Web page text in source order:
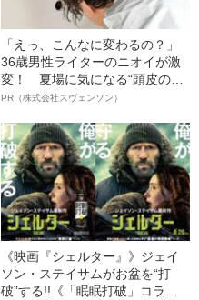
「えっ、こんなに変わるの？」
36歳男性ライターのニオイが激
変！ 夏場に気になる“頭皮のニ
オイ”や“ベタつき”を解消す
ト”が生み出した徹底ケアとは
PR（株式会社スヴェンソン）
《映画『シェルター』》ジェイ
ソン・ステイサムがお盆を“打
破”する!!《「眠眠打破」コラ